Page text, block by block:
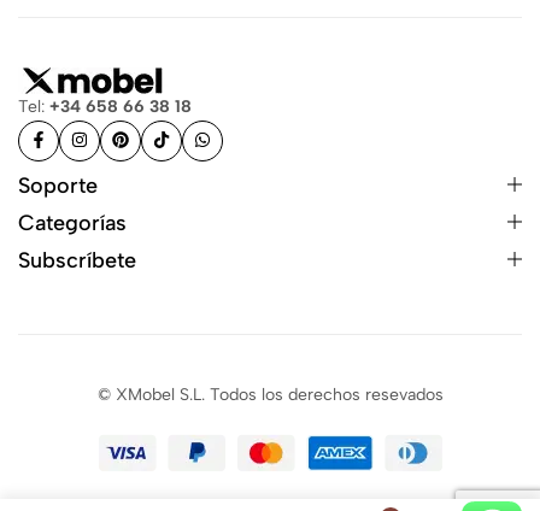
Tel: +34 658 66 38 18
Soporte
Categorías
Subscríbete
© XMobel S.L. Todos los derechos resevados